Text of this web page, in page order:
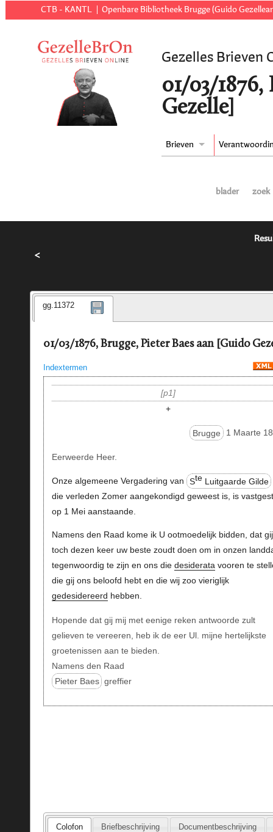
CTB - KANTL Openbare Bibliotheek Brugge (Guido
Gezelles Brieven
01/03/
Gezelle]
Brieven
blader zoek
<
gg.11372
01/03/1876, Brugge, Pieter Baes aan [Guido
Indextermen
p1
+
Brugge 1 Maarte
Eerweerde Heer.
Onze algemeene Vergadering van SteLuitgaarde Gilde
die verleden Zomer aangekondigd geweest is, is
op 1 Mei aanstaande.
Namens den Raad kome ik U ootmoedelijk bidden, dat gij
toch dezen keer uw beste zoudt doen om in onzen
tegenwoordig te zijn en ons die desideratavooren te
die gij ons beloofd hebt en die wij zoo vieriglijk
gedesidereerd hebben.
Hopende dat gij mij met eenige reken antwoorde zult
gelieven te vereeren, heb ik de eer Ul. mijne hertelijkste
groetenissen aan te bieden.
Namens den Raad
Pieter Baes greffier
Colofon Briefbeschrijving Documentbeschrijving